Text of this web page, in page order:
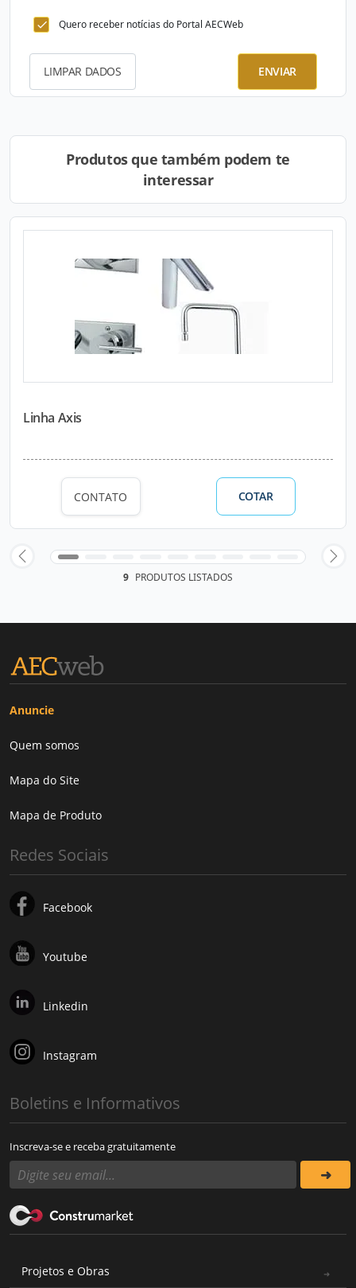
Quero receber notícias do Portal AECWeb
LIMPAR DADOS ENVIAR
Produtos que também podem te
interessar
Linha Axis
CONTATO COTAR
9 PRODUTOS LISTADOS
Anuncie
Quem somos
Mapa do Site
Mapa de Produto
Redes Sociais
Facebook
Youtube
Linkedin
Instagram
Boletins e Informativos
Inscreva-se e receba gratuitamente
Projetos e Obras